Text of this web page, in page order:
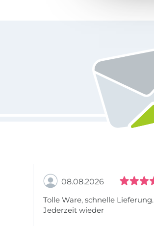
08.08.2026
Tolle Ware, schnelle Lieferung.
Jederzeit wieder